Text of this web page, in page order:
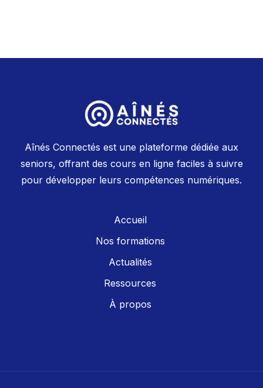
Aînés Connectés est une plateforme dédiée aux
seniors, offrant des cours en ligne faciles à suivre
pour développer leurs compétences numériques.
Accueil
Nos formations
Actualités
Ressources
À propos